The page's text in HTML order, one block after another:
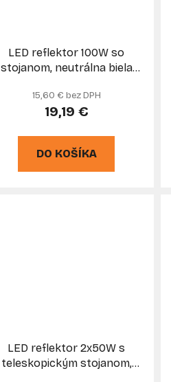
LED reflektor 100W so
stojanom, neutrálna biela
15,60 € bez DPH
19,19 €
DO KOŠÍKA
LED reflektor 2x50W s
teleskopickým stojanom,